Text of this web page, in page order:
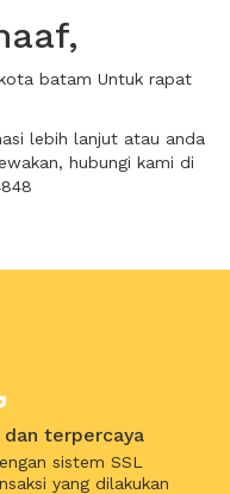
batam Untuk rapat
lebih lanjut atau anda
hubungi kami di
dan terpercaya
sistem SSL
yang dilakukan